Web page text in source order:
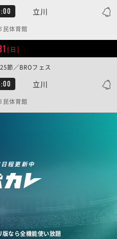
立川
民体育館
[日]
立川
／BROフェス
民体育館
程更新中
なら全機能使い放題